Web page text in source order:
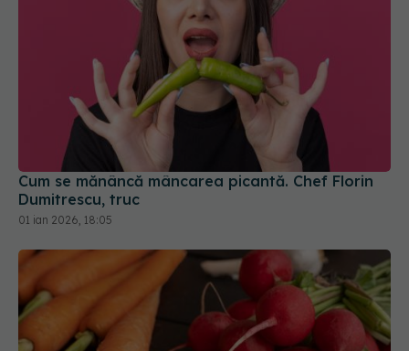
Cum se mănâncă mâncarea picantă. Chef Florin
Dumitrescu, truc
01 ian 2026, 18:05